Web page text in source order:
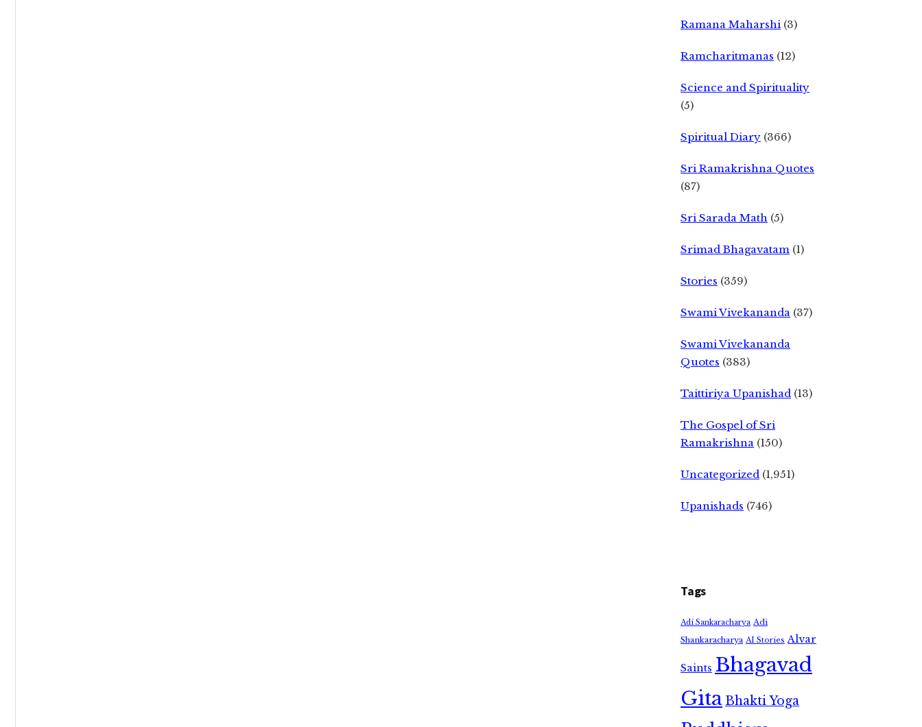
Ramana Maharshi (3)
Ramcharitmanas (12)
Science and Spirituality
(5)
Spiritual Diary (366)
Sri Ramakrishna Quotes
(87)
Sri Sarada Math (5)
Srimad Bhagavatam (1)
Stories (359)
Swami Vivekananda (37)
Swami Vivekananda
Quotes (383)
Taittiriya Upanishad (13)
The Gospel of Sri
Ramakrishna (150)
Uncategorized (1,951)
Upanishads (746)
Tags
Adi Sankaracharya Adi
Shankaracharya AI Stories Alvar
Saints Bhagavad
GitaBhakti Yoga